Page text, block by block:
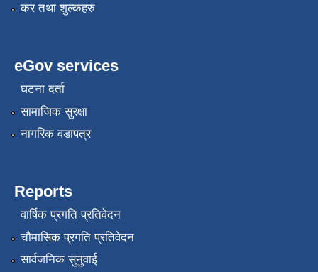
कर तथा शुल्कहरु
eGov services
घटना दर्ता
सामाजिक सुरक्षा
नागरिक वडापत्र
Reports
वार्षिक प्रगति प्रतिवेदन
चौमासिक प्रगति प्रतिवेदन
सार्वजनिक सुनुवाई